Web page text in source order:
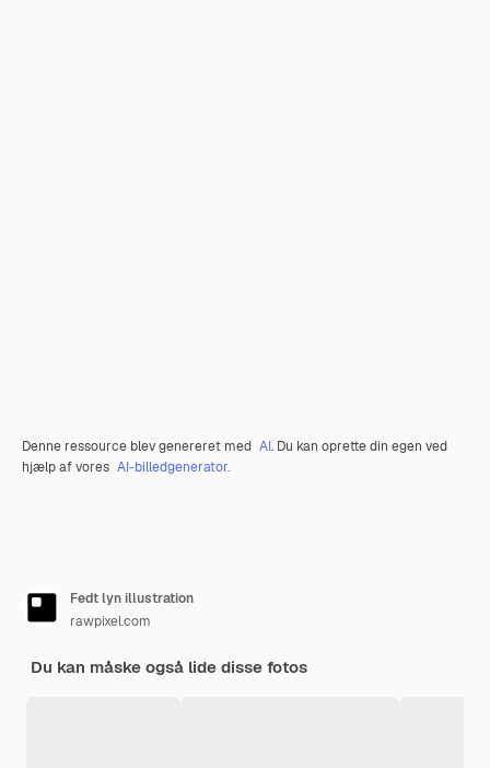
Denne ressource blev genereret med AI. Du kan oprette din egen ved
hjælp af vores AI-billedgenerator.
Fedt lyn illustration
rawpixel.com
Du kan måske også lide disse fotos